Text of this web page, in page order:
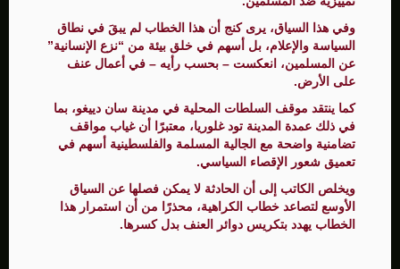
وفي هذا السياق، يرى كنج أن هذا الخطاب لم يبقَ في نطاق
السياسة والإعلام، بل أسهم في خلق بيئة من “نزع الإنسانية”
عن المسلمين، انعكست – بحسب رأيه – في أعمال عنف
على الأرض.
كما ينتقد موقف السلطات المحلية في مدينة سان دييغو، بما
في ذلك عمدة المدينة تود غلوريا، معتبرًا أن غياب مواقف
تضامنية واضحة مع الجالية المسلمة والفلسطينية أسهم في
تعميق شعور الإقصاء السياسي.
ويخلص الكاتب إلى أن الحادثة لا يمكن فصلها عن السياق
الأوسع لتصاعد خطاب الكراهية، محذرًا من أن استمرار هذا
الخطاب يهدد بتكريس دوائر العنف بدل كسرها.